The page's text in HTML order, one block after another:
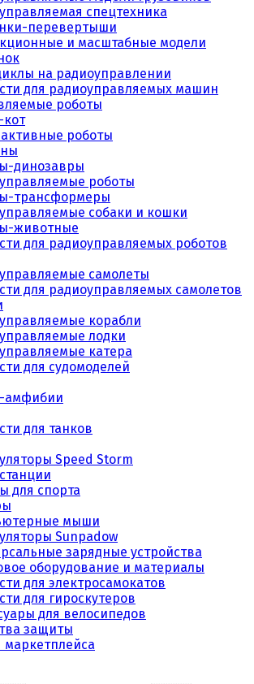
спецтехника
перевертыши
и масштабные модели
на радиоуправлении
для радиоуправляемых машин
роботы
кот
роботы
динозавры
роботы
трансформеры
собаки и кошки
животные
для радиоуправляемых роботов
самолеты
для радиоуправляемых самолетов
корабли
лодки
катера
для судомоделей
амфибии
для танков
Speed Storm
для спорта
мыши
Sunpadow
зарядные устройства
оборудование и материалы
для электросамокатов
для гироскутеров
для велосипедов
защиты
маркетплейса